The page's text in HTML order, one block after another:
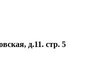
д.11. стр. 5